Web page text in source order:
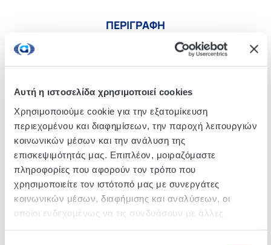
Αυτή η ιστοσελίδα χρησιμοποιεί cookies
Χρησιμοποιούμε cookie για την εξατομίκευση
περιεχομένου και διαφημίσεων, την παροχή λειτουργιών
κοινωνικών μέσων και την ανάλυση της
επισκεψιμότητάς μας. Επιπλέον, μοιραζόμαστε
πληροφορίες που αφορούν τον τρόπο που
χρησιμοποιείτε τον ιστότοπό μας με συνεργάτες
κοινωνικών μέσων, διαφήμισης και αναλύσεων, οι
οποίοι ενδεχομένως να τις συνδυάσουν με άλλες
ΠΕΡΙΓΡΑΦΗ
Τραγανές μπουκιές δημητριακών βρώμης με
καραμελωμένα φουντούκια. Τα Kellogg's EXTRA
απολαύσεις!
Κωδικός :111085
Τεμάχια/Κιβώτιο: 8